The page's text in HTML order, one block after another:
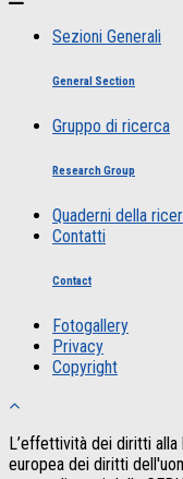
Sezioni Generali
General Section
Gruppo di ricerca
Research Group
Quaderni della
Contatti
Contact
Fotogallery
Privacy
Copyright
L’effettività dei diritti
europea dei diritti